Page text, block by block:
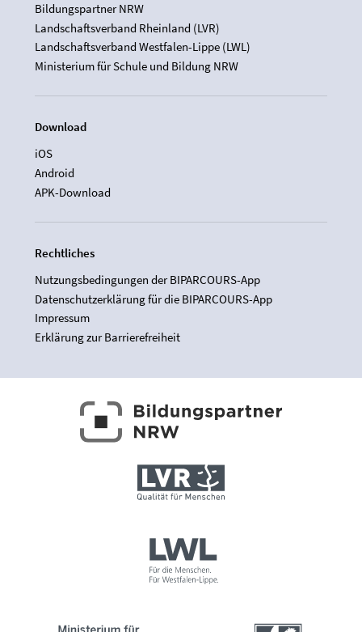
Bildungspartner NRW
Landschaftsverband Rheinland (LVR)
Landschaftsverband Westfalen-Lippe (LWL)
Ministerium für Schule und Bildung NRW
Download
iOS
Android
APK-Download
Rechtliches
Nutzungsbedingungen der BIPARCOURS-App
Datenschutzerklärung für die BIPARCOURS-App
Impressum
Erklärung zur Barrierefreiheit